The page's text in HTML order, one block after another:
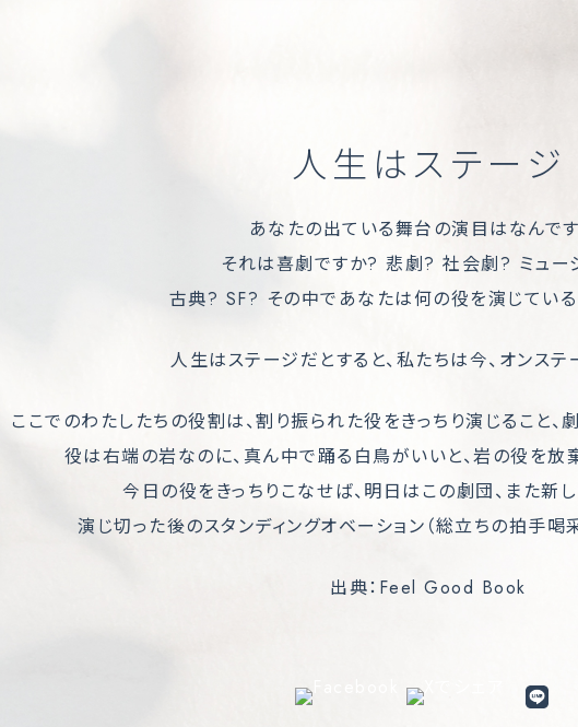
人生はステージ
あなたの出ている舞台の演目はなんです
それは喜劇ですか? 悲劇? 社会劇? ミュー
古典? SF? その中であなたは何の役を演じている
人生はステージだとすると、私たちは今、オンステ
ここでのわたしたちの役割は、割り振られた役をきっちり演じること、
役は右端の岩なのに、真ん中で踊る白鳥がいいと、岩の役を放
今日の役をきっちりこなせば、明日はこの劇団、また新
演じ切った後のスタンディングオベーション（総立ちの拍手喝
出典：Feel Good Book